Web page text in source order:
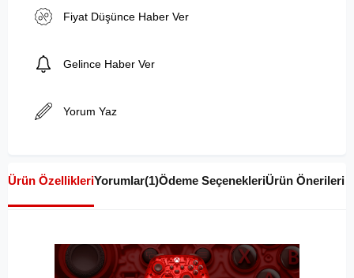
Fiyat Düşünce Haber Ver
Gelince Haber Ver
Yorum Yaz
Ürün ÖzellikleriYorumlar(1)Ödeme SeçenekleriÜrün Önerileri